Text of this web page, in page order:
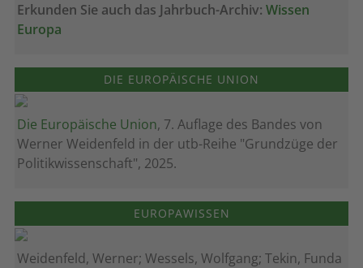
Erkunden Sie auch das Jahrbuch-Archiv: Wissen
Europa
DIE EUROPÄISCHE UNION
Die Europäische Union, 7. Auflage des Bandes von
Werner Weidenfeld in der utb-Reihe "Grundzüge der
Politikwissenschaft", 2025.
EUROPAWISSEN
Weidenfeld, Werner; Wessels, Wolfgang; Tekin, Funda